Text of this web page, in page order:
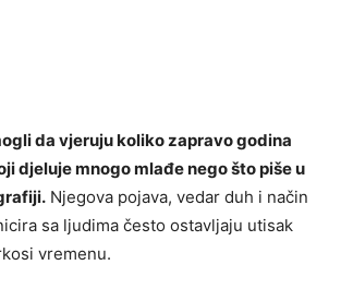
da vjeruju koliko zapravo godina
djeluje mnogo mlađe nego što piše u
Njegova pojava, vedar duh i način
sa ljudima često ostavljaju utisak
vremenu.